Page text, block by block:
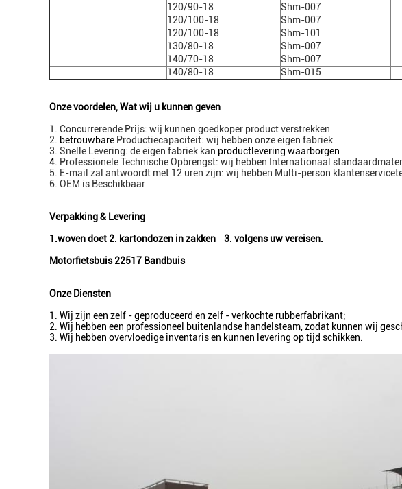
120/90-18
Shm-007
120/100-18
Shm-007
120/100-18
Shm-101
130/80-18
Shm-007
140/70-18
Shm-007
140/80-18
Shm-015
Onze voordelen, Wat wij u kunnen geven
1. Concurrerende Prijs: wij kunnen goedkoper product verstrekken
2. betrouwbare Productiecapaciteit: wij hebben onze eigen fabriek
3. Snelle Levering: de eigen fabriek kan productlevering waarborgen
4. Professionele Technische Opbrengst: wij hebben Internationaal
5. E-mail zal antwoordt met 12 uren zijn: wij hebben Multi-person
6. OEM is Beschikbaar
Verpakking & Levering
1.woven doet 2. kartondozen in zakken 3. volgens uw vereisen.
Motorfietsbuis 22517 Bandbuis
Onze Diensten
1. Wij zijn een zelf - geproduceerd en zelf - verkochte rubberfabrikant;
2. Wij hebben een professioneel buitenlandse handelsteam, zodat kunnen wij
3. Wij hebben overvloedige inventaris en kunnen levering op tijd schikken.